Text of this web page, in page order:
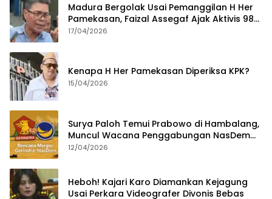
Madura Bergolak Usai Pemanggilan H Her
Pamekasan, Faizal Assegaf Ajak Aktivis 98
Bongkar Permainan KPK
17/04/2026
Kenapa H Her Pamekasan Diperiksa KPK?
15/04/2026
Surya Paloh Temui Prabowo di Hambalang,
Muncul Wacana Penggabungan NasDem
dan Gerindra
12/04/2026
Heboh! Kajari Karo Diamankan Kejagung
Usai Perkara Videografer Divonis Bebas